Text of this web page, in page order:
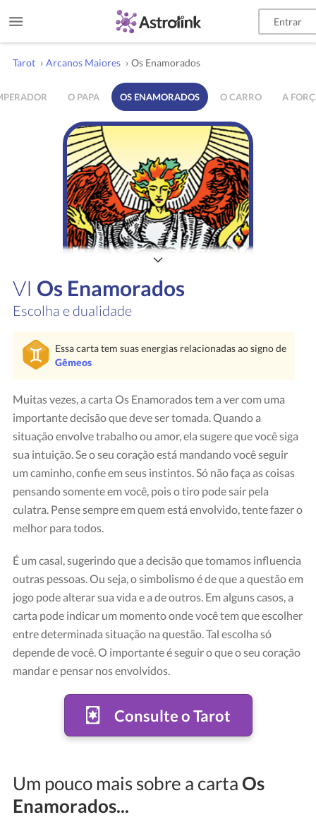
Entrar
Tarot › Arcanos Maiores › Os Enamorados
O PAPA OS ENAMORADOS O CARRO A
Carta "Os Enamorados"
VI Os Enamorados
Escolha e dualidade
Essa carta tem suas energias relacionadas ao signo de
Gêmeos
Muitas vezes, a carta Os Enamorados tem a ver com uma
importante decisão que deve ser tomada. Quando a
situação envolve trabalho ou amor, ela sugere que você siga
sua intuição. Se o seu coração está mandando você seguir
um caminho, confie em seus instintos. Só não faça as coisas
pensando somente em você, pois o tiro pode sair pela
culatra. Pense sempre em quem está envolvido, tente fazer o
melhor para todos.
É um casal, sugerindo que a decisão que tomamos influencia
outras pessoas. Ou seja, o simbolismo é de que a questão em
jogo pode alterar sua vida e a de outros. Em alguns casos, a
carta pode indicar um momento onde você tem que escolher
entre determinada situação na questão. Tal escolha só
depende de você. O importante é seguir o que o seu coração
mandar e pensar nos envolvidos.
Consulte o Tarot
Um pouco mais sobre a carta Os
Enamorados...